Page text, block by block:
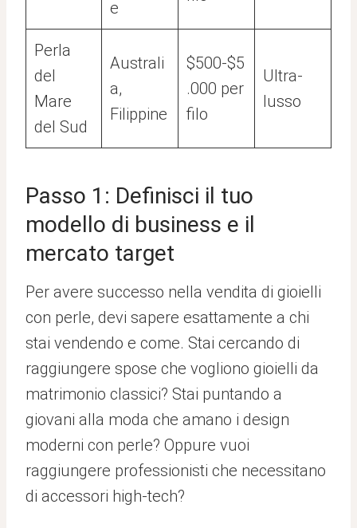
e
Perla
del
Mare
del Sud
Australi
a,
Filippine
$500-$5
.000 per
filo
Ultra-
lusso
Passo 1: Definisci il tuo
modello di business e il
mercato target
Per avere successo nella vendita di gioielli
con perle, devi sapere esattamente a chi
stai vendendo e come. Stai cercando di
raggiungere spose che vogliono gioielli da
matrimonio classici? Stai puntando a
giovani alla moda che amano i design
moderni con perle? Oppure vuoi
raggiungere professionisti che necessitano
di accessori high-tech?